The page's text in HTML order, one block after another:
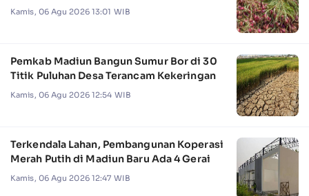
Kamis, 06 Agu 2026 13:01 WIB
Pemkab Madiun Bangun Sumur Bor di 30
Titik Puluhan Desa Terancam Kekeringan
Kamis, 06 Agu 2026 12:54 WIB
Terkendala Lahan, Pembangunan Koperasi
Merah Putih di Madiun Baru Ada 4 Gerai
Kamis, 06 Agu 2026 12:47 WIB